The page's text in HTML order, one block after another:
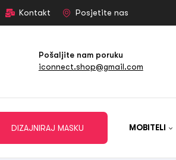
Kontakt Posjetite nas
Pošaljite nam poruku
iconnect.shop@gmail.com
DIZAJNIRAJ MASKU MOBITELI